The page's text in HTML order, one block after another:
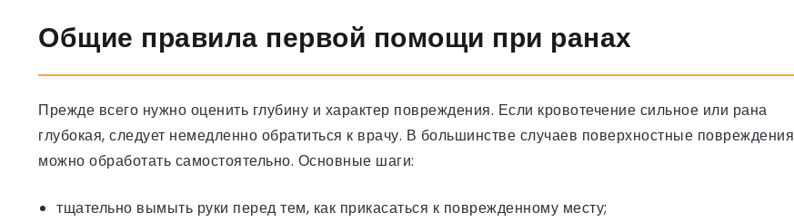
Общие правила первой помощи при ранах
Прежде всего нужно оценить глубину и характер повреждения. Если кровотечение сильное или рана
глубокая, следует немедленно обратиться к врачу. В большинстве случаев поверхностные повреждения
можно обработать самостоятельно. Основные шаги:
тщательно вымыть руки перед тем, как прикасаться к поврежденному месту;